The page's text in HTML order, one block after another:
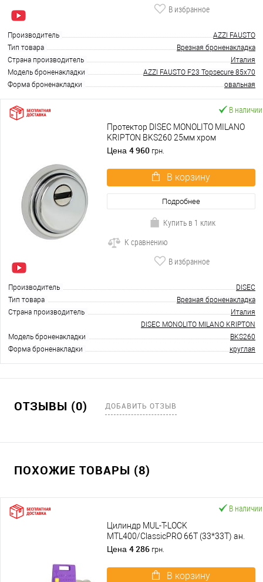
В избранное
Производитель
AZZI FAUSTO
Тип товара
Врезная броненакладка
Страна производитель
Италия
Модель броненакладки
AZZI FAUSTO F23 Topsecure 85x70
Форма броненакладки
овальная
В наличии
Протектор DISEC MONOLITO MILANO
KRIPTON BKS260 25мм хром
полированный
Цена 4 960 грн.
В корзину
Подробнее
Купить в 1 клик
К сравнению
В избранное
Производитель
DISEC
Тип товара
Врезная броненакладка
Страна производитель
Италия
Модель броненакладки
DISEC MONOLITO MILANO KRIPTON
BKS260
Форма броненакладки
круглая
ОТЗЫВЫ (0) ДОБАВИТЬ ОТЗЫВ
ПОХОЖИЕ ТОВАРЫ (8)
В наличии
Цилиндр MUL-T-LOCK
MTL400/ClassicPRO 66T (33*33T) ан.
35*35T, 31*35T, 35*31T никель сатин
Цена 4 286 грн.
В корзину